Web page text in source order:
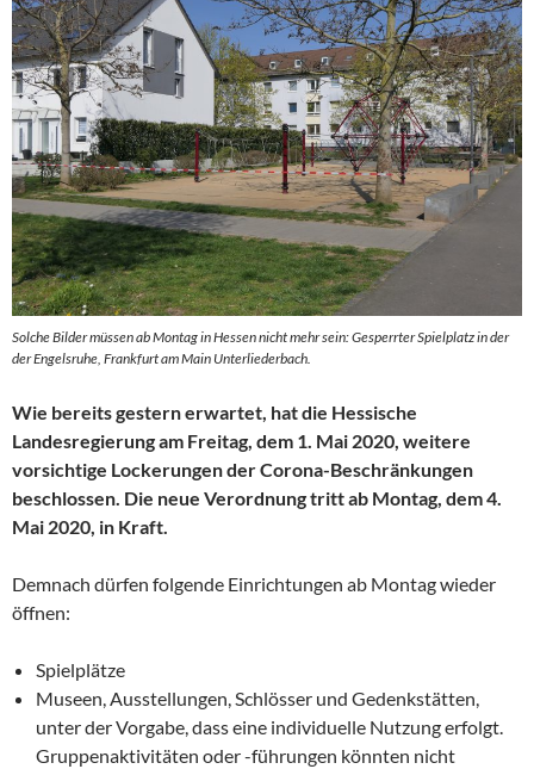
Solche Bilder müssen ab Montag in Hessen nicht mehr sein: Gesperrter Spielplatz in der
der Engelsruhe, Frankfurt am Main Unterliederbach.
Wie bereits gestern erwartet, hat die Hessische
Landesregierung am Freitag, dem 1. Mai 2020, weitere
vorsichtige Lockerungen der Corona-Beschränkungen
beschlossen. Die neue Verordnung tritt ab Montag, dem 4.
Mai 2020, in Kraft.
Demnach dürfen folgende Einrichtungen ab Montag wieder
öffnen:
Spielplätze
Museen, Ausstellungen, Schlösser und Gedenkstätten,
unter der Vorgabe, dass eine individuelle Nutzung erfolgt.
Gruppenaktivitäten oder -führungen könnten nicht